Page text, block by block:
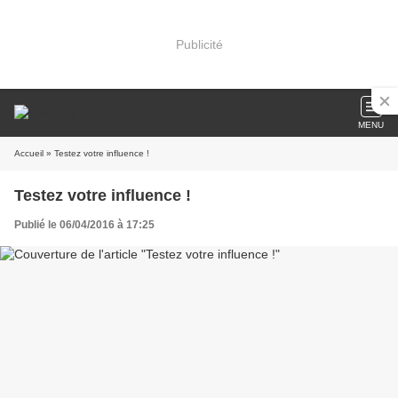
Publicité
MENU
Accueil » Testez votre influence !
Testez votre influence !
Publié le 06/04/2016 à 17:25